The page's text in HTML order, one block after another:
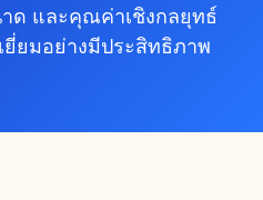
ด และคุณค่าเชิงกลยุทธ์
ยมอย่างมีประสิทธิภาพ